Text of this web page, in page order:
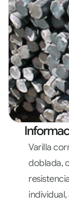
Varilla
doblada,